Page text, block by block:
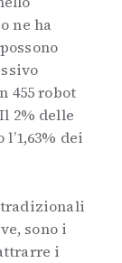
ne ha
455 robot
2% delle
dei
sono i
i